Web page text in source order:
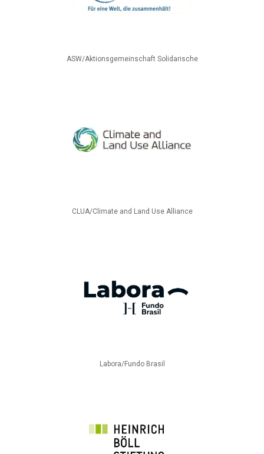
ASW/Aktionsgemeinschaft Solidarische
CLUA/Climate and Land Use Alliance
Labora/Fundo Brasil